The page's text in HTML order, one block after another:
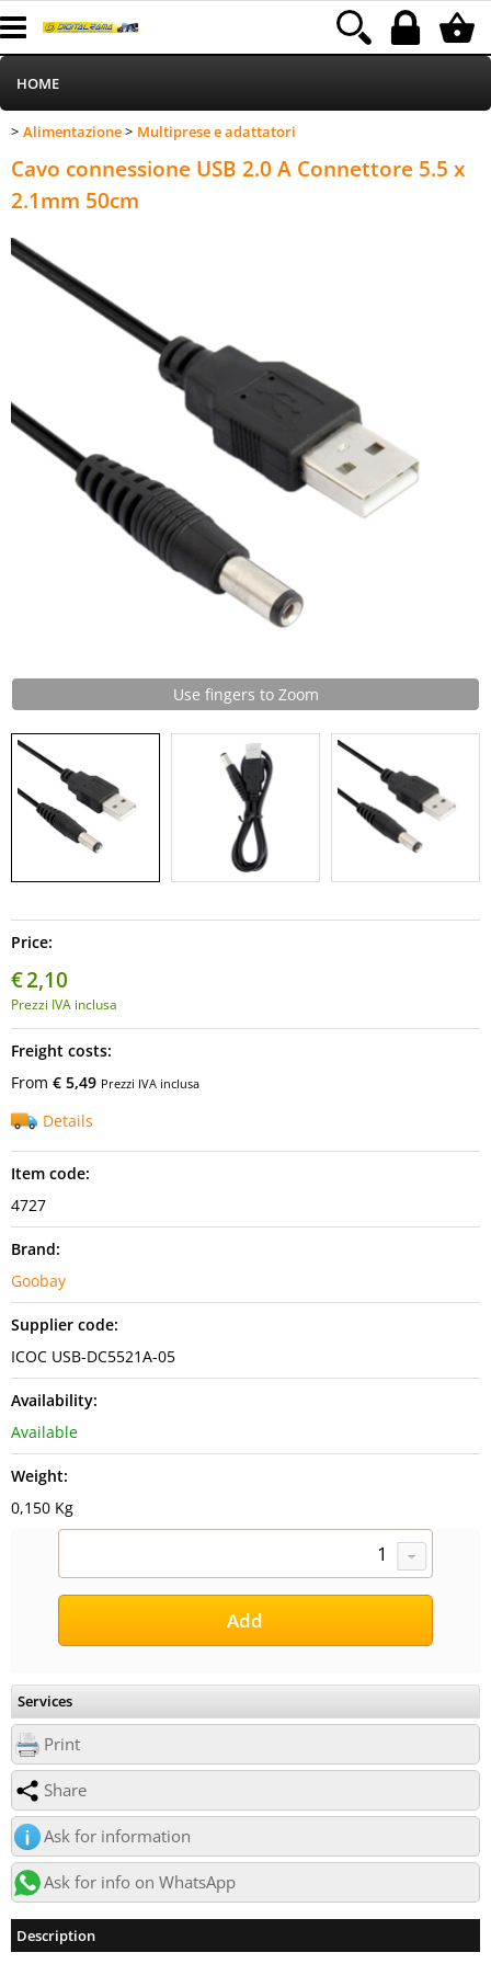
Category: HOME>Alimentazione>Multiprese e adattatori
HOME
Informatica
Telefonia
Stampa
MEDIACOM
Alimentazione
Illuminazione
Alimentazione Multiprese e adattatori
Cavo connessione USB 2.0 A Connettore 5.5 x
2.1mm 50cm
Use fingers to Zoom
Price:
€2,10
Prezzi IVA inclusa
Freight costs:
From € 5,49 Prezzi IVA inclusa
Details
Item code:
4727
Brand:
Goobay
Supplier code:
ICOC USB-DC5521A-05
Availability:
Available
Weight:
0,150 Kg
Services
Print
Share
Ask for information
Ask for info on WhatsApp
Description